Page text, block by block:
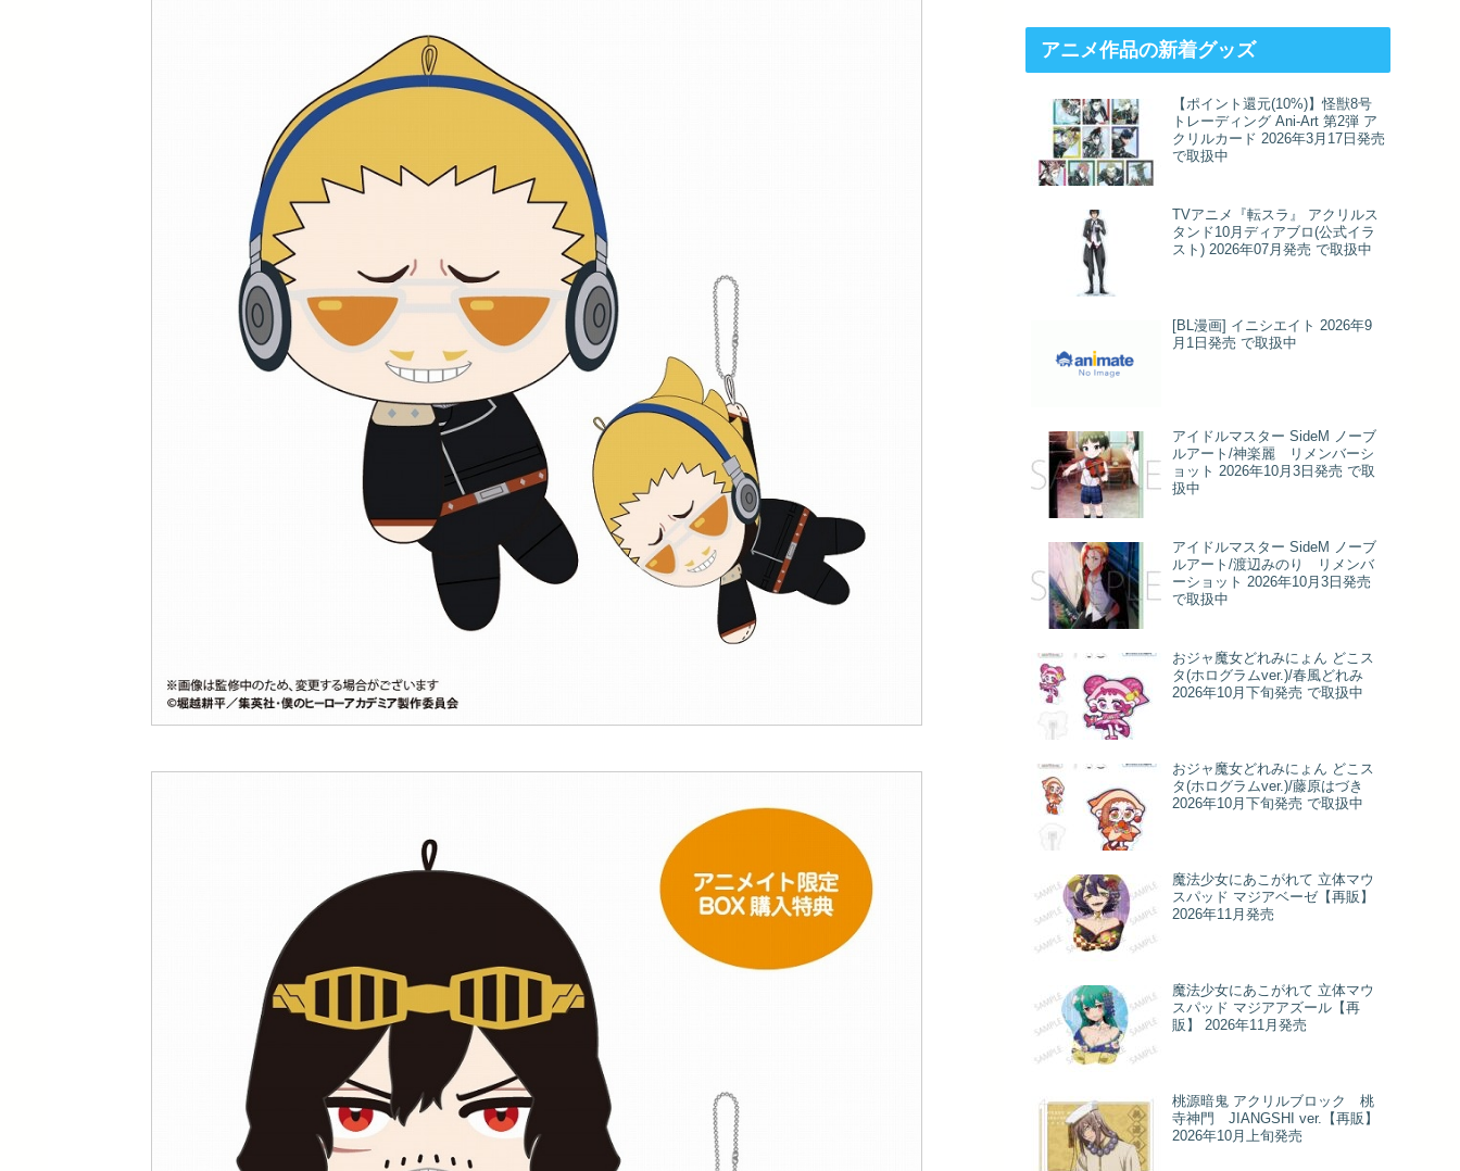
アニメ作品の新着グッズ
【ポイント還元(10%)】怪獣8号
トレーディング Ani-Art 第2弾 ア
クリルカード 2026年3月17日発売
で取扱中
TVアニメ『転スラ』 アクリルス
タンド10月ディアブロ(公式イラ
スト) 2026年07月発売 で取扱中
[BL漫画] イニシエイト 2026年9
月1日発売 で取扱中
アイドルマスター SideM ノーブ
ルアート/神楽麗 リメンバーシ
ョット 2026年10月3日発売 で取
扱中
アイドルマスター SideM ノーブ
ルアート/渡辺みのり リメンバ
ーショット 2026年10月3日発売
で取扱中
おジャ魔女どれみにょん どこス
タ(ホログラムver.)/春風どれみ
2026年10月下旬発売 で取扱中
おジャ魔女どれみにょん どこス
タ(ホログラムver.)/藤原はづき
2026年10月下旬発売 で取扱中
魔法少女にあこがれて 立体マウ
スパッド マジアベーゼ【再販】
2026年11月発売
魔法少女にあこがれて 立体マウ
スパッド マジアアズール【再
販】 2026年11月発売
桃源暗鬼 アクリルブロック 桃
寺神門 JIANGSHI ver.【再販】
2026年10月上旬発売